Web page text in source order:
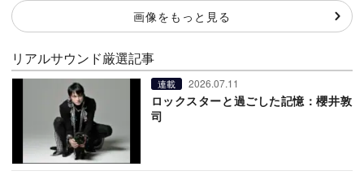
画像をもっと見る
リアルサウンド厳選記事
連載 2026.07.11
ロックスターと過ごした記憶：櫻井敦
司